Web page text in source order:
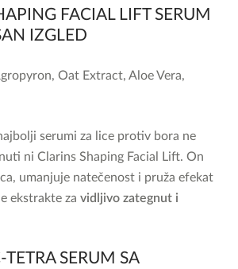
FACIAL LIFT SERUM
IZGLED
Oat Extract, Aloe Vera,
serumi za lice protiv bora ne
ni Clarins Shaping Facial Lift. On
umanjuje natečenost i pruža efekat
ekstrakte za vidljivo zategnut i
SERUM SA